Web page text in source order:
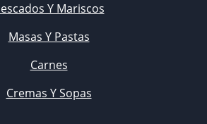
Y Mariscos
Masas Y Pastas
Carnes
Cremas Y Sopas